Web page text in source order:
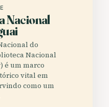
Nacional
do
Nacional
é um marco
vital em
como um